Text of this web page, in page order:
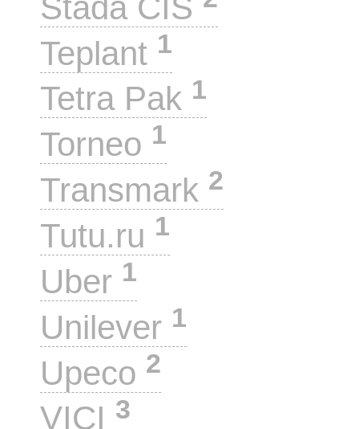
Teplant 1
Tetra Pak 1
Torneo 1
Transmark 2
Tutu.ru 1
Uber 1
Unilever 1
Upeco 2
VICI 3